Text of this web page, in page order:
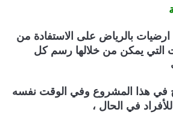
بالرياض على الاستفادة من
التي يمكن من خلالها رسم كل
في هذا المشروع وفي الوقت نفسه
في الحال ،